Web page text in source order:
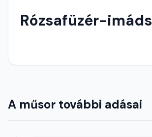
Rózsafüzér-
A műsor további adásai